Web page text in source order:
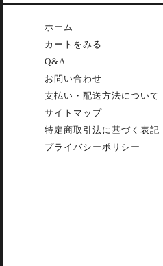
ホーム
カートをみる
Q&A
お問い合わせ
支払い・配送方法について
サイトマップ
特定商取引法に基づく表記
プライバシーポリシー